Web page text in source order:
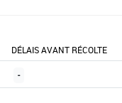
DÉLAIS AVANT RÉCOLTE
-